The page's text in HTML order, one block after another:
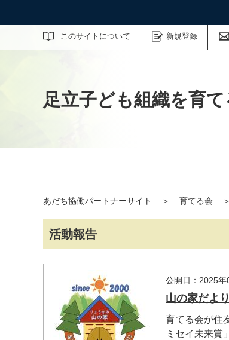
このサイトについて 新規登録
サイト内検索
足立子ども組織を育
あだち協働パートナーサイト ＞ 育てる会 ＞
活動報告
公開日：2025年
山の家だよ
育てる会が住
ミセイ未来賞